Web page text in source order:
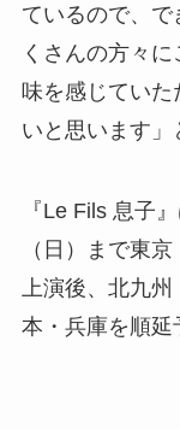
ているので、
くさんの方々
味を感じていた
いと思います」
『Le Fils 息子
（日）まで東
上演後、北九州
本・兵庫を順延